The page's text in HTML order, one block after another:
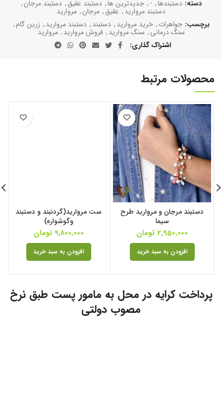
دسته: دستبند‌ها,
-
, جدیدترین ها, دستبند عقیق, دستبند مرجان,
دستبند مروارید, عقیق, مرجان, مروارید
برچسب: جواهرات, خرید مروارید, دستبند, دستبند مروارید, زرین گام,
سنگ درمانی, سنگ مروارید, فروش مروارید, مروارید
اشتراک گذاری
محصولات مرتبط
دستبند مرجان و مروارید طرح
سیما
2,950,000 تومان
افزودن به سبد خرید
ست مروارید(گردنبند و دستبند
وگوشواره)
9,800,000 تومان
افزودن به سبد خرید
پرداخت کرایه در محل به مامور پست طبق نرخ
مصوب دولتی